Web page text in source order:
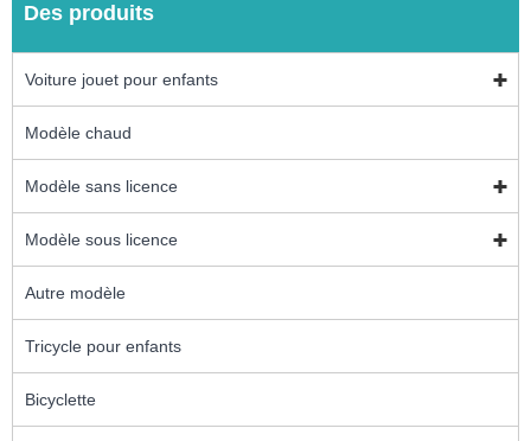
Des produits
Voiture jouet pour enfants
Modèle chaud
Modèle sans licence
Modèle sous licence
Autre modèle
Tricycle pour enfants
Bicyclette